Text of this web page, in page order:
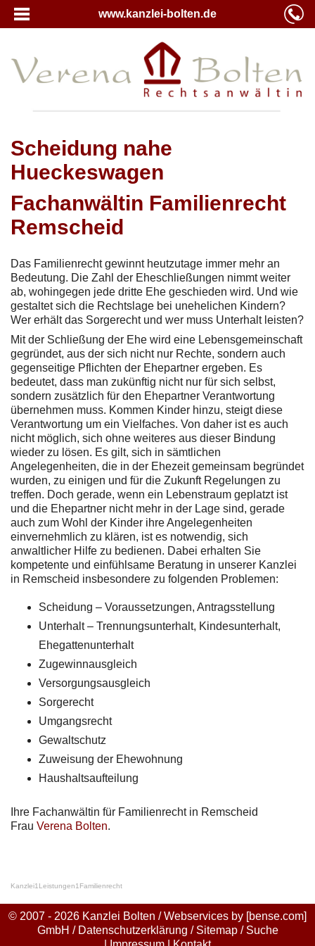
www.kanzlei-bolten.de
Scheidung nahe
Hueckeswagen
Fachanwältin Familienrecht
Remscheid
Das Familienrecht gewinnt heutzutage immer mehr an
Bedeutung. Die Zahl der Eheschließungen nimmt weiter
ab, wohingegen jede dritte Ehe geschieden wird. Und wie
gestaltet sich die Rechtslage bei unehelichen Kindern?
Wer erhält das Sorgerecht und wer muss Unterhalt leisten?
Mit der Schließung der Ehe wird eine Lebensgemeinschaft
gegründet, aus der sich nicht nur Rechte, sondern auch
gegenseitige Pflichten der Ehepartner ergeben. Es
bedeutet, dass man zukünftig nicht nur für sich selbst,
sondern zusätzlich für den Ehepartner Verantwortung
übernehmen muss. Kommen Kinder hinzu, steigt diese
Verantwortung um ein Vielfaches. Von daher ist es auch
nicht möglich, sich ohne weiteres aus dieser Bindung
wieder zu lösen. Es gilt, sich in sämtlichen
Angelegenheiten, die in der Ehezeit gemeinsam begründet
wurden, zu einigen und für die Zukunft Regelungen zu
treffen. Doch gerade, wenn ein Lebenstraum geplatzt ist
und die Ehepartner nicht mehr in der Lage sind, gerade
auch zum Wohl der Kinder ihre Angelegenheiten
einvernehmlich zu klären, ist es notwendig, sich
anwaltlicher Hilfe zu bedienen. Dabei erhalten Sie
kompetente und einfühlsame Beratung in unserer Kanzlei
in Remscheid insbesondere zu folgenden Problemen:
Scheidung – Voraussetzungen, Antragsstellung
Unterhalt – Trennungsunterhalt, Kindesunterhalt,
Ehegattenunterhalt
Zugewinnausgleich
Versorgungsausgleich
Sorgerecht
Umgangsrecht
Gewaltschutz
Zuweisung der Ehewohnung
Haushaltsaufteilung
Ihre Fachanwältin für Familienrecht in Remscheid
Frau Verena Bolten.
Kanzlei1 Leistungen1 Familienrecht
© 2007 - 2026 Kanzlei Bolten / Webservices by [bense.com]
GmbH / Datenschutzerklärung / Sitemap/ Suche